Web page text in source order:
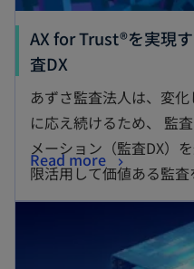
AX for Trust®を実現
査DX
あずさ監査法人は、変
に応え続けるため、 監
メーション（監査DX）
限活用して価値ある監査
Read more